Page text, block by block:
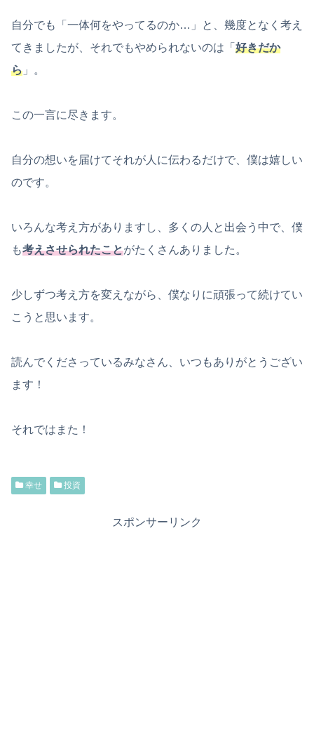
自分でも「一体何をやってるのか…」と、幾度となく考え
てきましたが、それでもやめられないのは「 好きだか
ら 」。
この一言に尽きます。
自分の想いを届けてそれが人に伝わるだけで、僕は嬉しい
のです。
いろんな考え方がありますし、多くの人と出会う中で、僕
も考えさせられたことがたくさんありました。
少しずつ考え方を変えながら、僕なりに頑張って続けてい
こうと思います。
読んでくださっているみなさん、いつもありがとうござい
ます！
それではまた！
幸せ 投資
スポンサーリンク